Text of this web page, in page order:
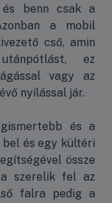
benn csak a
a mobil
cső, amin
ez
vagy az
nyílással jár.
és a
bel és egy kültéri
össze
szerelik fel az
falra pedig a